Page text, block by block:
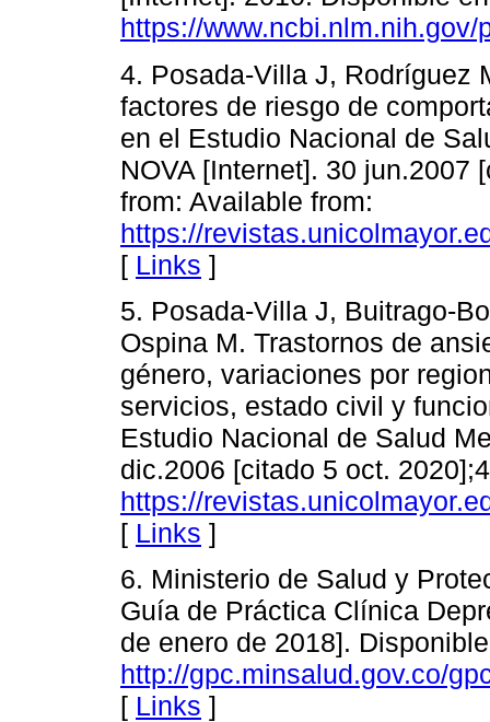
https://
4. Posada-Villa J, Rodríguez
factores de riesgo de
en el Estudio Nacional de
NOVA [Internet]. 30 jun.2007
from: Available from:
https://
[ Links ]
5. Posada-Villa J, Buitrago-
Ospina M. Trastornos de
género, variaciones por
servicios, estado civil y
Estudio Nacional de Salud
dic.2006 [citado 5 oct.
https://
[ Links ]
6. Ministerio de Salud y
Guía de Práctica Clínica
de enero de 2018].
http://gpc.minsalud.gov.co/
[ Links ]